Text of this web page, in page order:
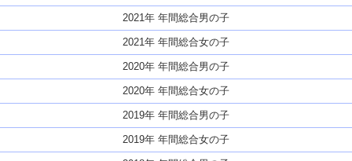
2021年 年間総合男の子
2021年 年間総合女の子
2020年 年間総合男の子
2020年 年間総合女の子
2019年 年間総合男の子
2019年 年間総合女の子